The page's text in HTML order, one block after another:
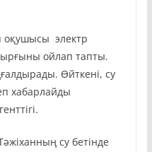
электр
ойлап тапты.
Өйткені, су
хабарлайды
су бетінде